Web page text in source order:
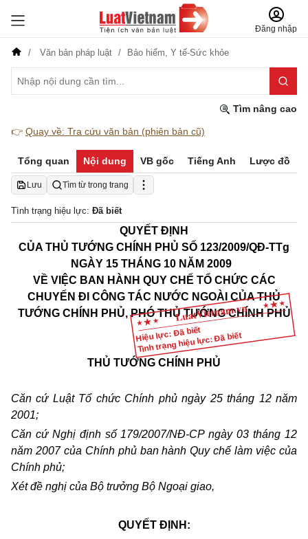
Đăng nhập
Văn bản pháp luật Bảo hiểm, Y tế-Sức khỏe
Tìm nâng cao
👉 Quay về: Tra cứu văn bản (phiên bản cũ)
Tổng quan Nội dung VB gốc Tiếng Anh Lược đồ
Lưu Tìm từ trong trang
Tình trạng hiệu lực: Đã biết
Hiệu lực: Đã biết
Tình trạng hiệu lực: Đã biết
QUYẾT ĐỊNH
CỦA THỦ TƯỚNG CHÍNH PHỦ SỐ 123/2009/QĐ-TTg
NGÀY 15 THÁNG 10 NĂM 2009
VỀ VIỆC BAN HÀNH QUY CHẾ TỔ CHỨC CÁC
CHUYẾN ĐI CÔNG TÁC NƯỚC NGOÀI CỦA THỦ
TƯỚNG CHÍNH PHỦ, PHÓ THỦ TƯỚNG CHÍNH PHỦ
THỦ TƯỚNG CHÍNH PHỦ
Căn cứ Luật Tổ chức Chính phủ ngày 25 tháng 12 năm
2001;
Căn cứ Nghị định số 179/2007/NĐ-CP ngày 03 tháng 12
năm 2007 của Chính phủ ban hành Quy chế làm việc của
Chính phủ;
Xét đề nghị của Bộ trưởng Bộ Ngoại giao,
QUYẾT ĐỊNH: